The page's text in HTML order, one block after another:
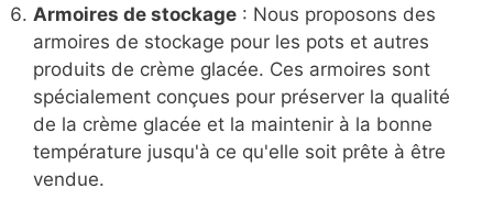
Armoires de stockage : Nous proposons des
armoires de stockage pour les pots et autres
produits de crème glacée. Ces armoires sont
spécialement conçues pour préserver la qualité
de la crème glacée et la maintenir à la bonne
température jusqu'à ce qu'elle soit prête à être
vendue.